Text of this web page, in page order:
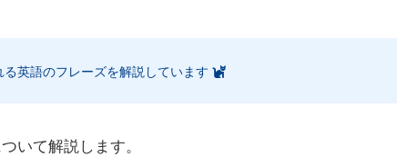
英語のフレーズを解説しています
ついて解説します。